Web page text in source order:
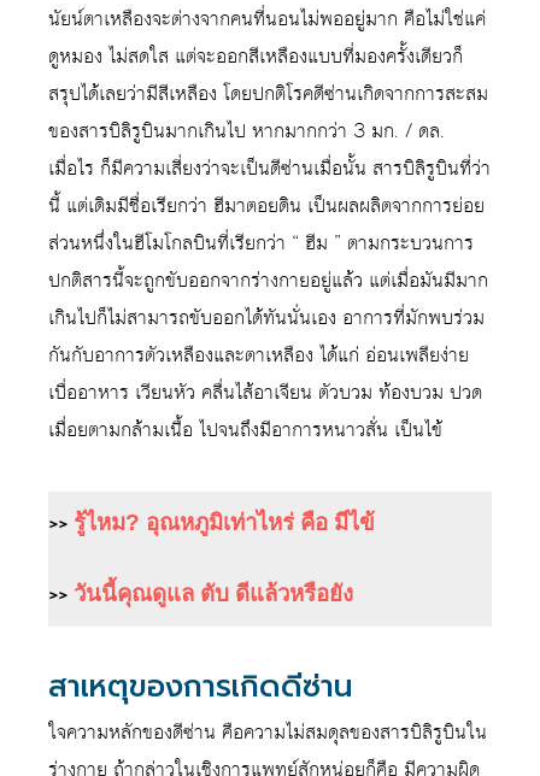
นัยน์ตาเหลืองจะต่างจากคนที่นอนไม่พออยู่มาก คือไม่ใช่แค่
ดูหมอง ไม่สดใส แต่จะออกสีเหลืองแบบที่มองครั้งเดียวก็
สรุปได้เลยว่ามีสีเหลือง โดยปกติโรคดีซ่านเกิดจากการสะสม
ของสารบิลิรูบินมากเกินไป หากมากกว่า 3 มก. / ดล.
เมื่อไร ก็มีความเสี่ยงว่าจะเป็นดีซ่านเมื่อนั้น สารบิลิรูบินที่ว่า
นี้ แต่เดิมมีชื่อเรียกว่า ฮีมาตอยดิน เป็นผลผลิตจากการย่อย
ส่วนหนึ่งในฮีโมโกลบินที่เรียกว่า “ ฮีม ” ตามกระบวนการ
ปกติสารนี้จะถูกขับออกจากร่างกายอยู่แล้ว แต่เมื่อมันมีมาก
เกินไปก็ไม่สามารถขับออกได้ทันนั่นเอง อาการที่มักพบร่วม
กันกับอาการตัวเหลืองและตาเหลือง ได้แก่ อ่อนเพลียง่าย
เบื่ออาหาร เวียนหัว คลื่นไส้อาเจียน ตัวบวม ท้องบวม ปวด
เมื่อยตามกล้ามเนื้อ ไปจนถึงมีอาการหนาวสั่น เป็นไข้
>> รู้ไหม? อุณหภูมิเท่าไหร่ คือ มีไข้
>> วันนี้คุณดูแล ตับ ดีแล้วหรือยัง
สาเหตุของการเกิดดีซ่าน
ใจความหลักของดีซ่าน คือความไม่สมดุลของสารบิลิรูบินใน